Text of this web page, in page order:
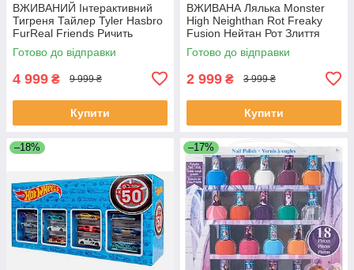
ВЖИВАНИЙ Інтерактивний
Тигреня Тайлер Tyler Hasbro
FurReal Friends Ричить
Амурчик
Готово до відправки
4 999 ₴ 9 999 ₴
Купити
ВЖИВАНА Лялька Monster
High Neighthan Rot Freaky
Fusion Нейтан Рот Злиття
монстрів
Готово до відправки
2 999 ₴ 3 999 ₴
Купити
–18% –17%